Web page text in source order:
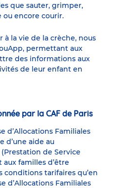
que sauter, grimper,
encore courir.
la vie de la crèche, nous
permettant aux
des informations aux
de leur enfant en
par la CAF de Paris
d’Allocations Familiales
d’une aide au
de Service
familles d’être
conditions tarifaires qu’en
d’Allocations Familiales